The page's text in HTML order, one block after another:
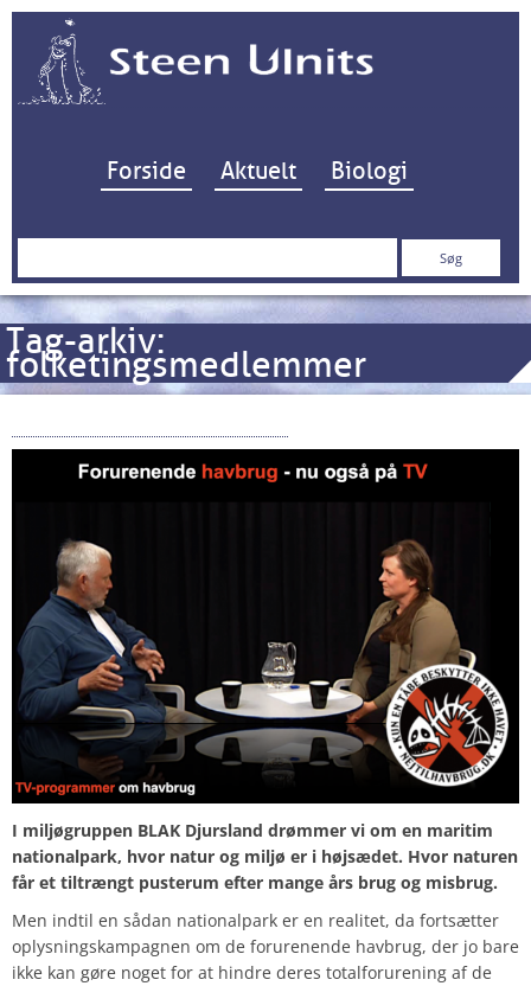
Hop til indhold
Forside Aktuelt Biologi
Søg
Tag-arkiv:
folketingsmedlemmer
I miljøgruppen BLAK Djursland drømmer vi om en maritim
nationalpark, hvor natur og miljø er i højsædet. Hvor naturen
får et tiltrængt pusterum efter mange års brug og misbrug.
Men indtil en sådan nationalpark er en realitet, da fortsætter
oplysningskampagnen om de forurenende havbrug, der jo bare
ikke kan gøre noget for at hindre deres totalforurening af de